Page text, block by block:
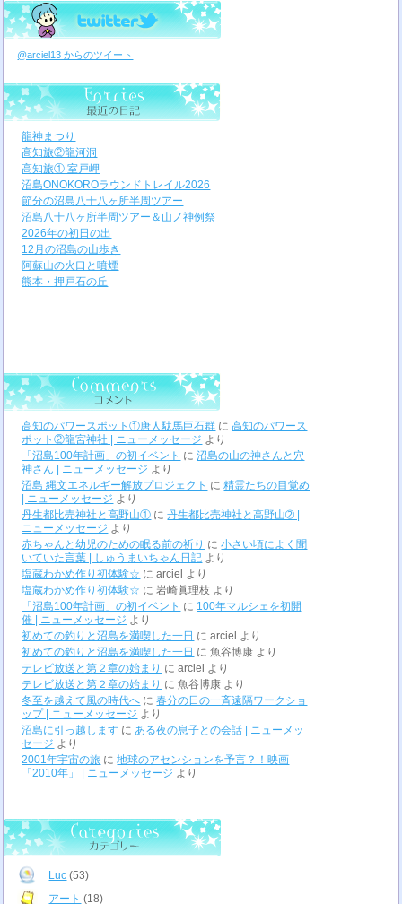
@arciel13 からのツイート
龍神まつり
高知旅②龍河洞
高知旅① 室戸岬
沼島ONOKOROラウンドトレイル2026
節分の沼島八十八ヶ所半周ツアー
沼島八十八ヶ所半周ツアー＆山ノ神例祭
2026年の初日の出
12月の沼島の山歩き
阿蘇山の火口と噴煙
熊本・押戸石の丘
高知のパワースポット①唐人駄馬巨石群 に高知のパワース
ポット②龍宮神社 | ニューメッセージ より
「沼島100年計画」の初イベント に沼島の山の神さんと穴
神さん | ニューメッセージ より
沼島 縄文エネルギー解放プロジェクト に精霊たちの目覚め
| ニューメッセージ より
丹生都比売神社と高野山① に丹生都比売神社と高野山➁ |
ニューメッセージ より
赤ちゃんと幼児のための眠る前の祈り に小さい頃によく聞
いていた言葉 | しゅうまいちゃん日記 より
塩蔵わかめ作り初体験☆ にarciel
より
塩蔵わかめ作り初体験☆ に岩崎眞理枝 より
「沼島100年計画」の初イベント に 100年マルシェを初開
催 | ニューメッセージ より
初めての釣りと沼島を満喫した一日 にarciel
より
初めての釣りと沼島を満喫した一日 に魚谷博康 より
テレビ放送と第２章の始まり にarciel
より
テレビ放送と第２章の始まり に魚谷博康 より
冬至を越えて風の時代へ に春分の日の一斉遠隔ワークショ
ップ | ニューメッセージ より
沼島に引っ越します に ある夜の息子との会話 | ニューメッ
セージ より
2001年宇宙の旅 に地球のアセンションを予言？！映画
「2010年」 | ニューメッセージ より
Luc (53)
アート (18)